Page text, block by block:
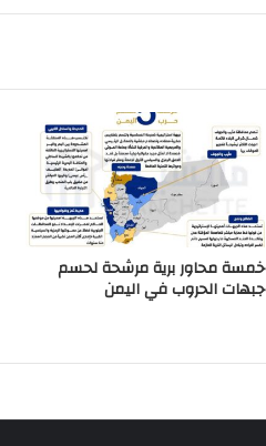
خمسة محاور برية مرشحة لحسم
جبهات الحروب في اليمن